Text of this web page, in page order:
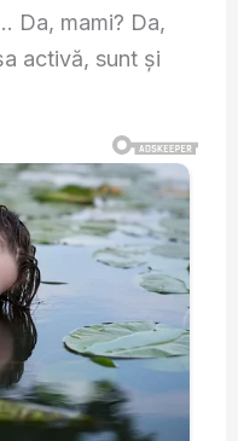
Da, mami? Da,
activă, sunt și